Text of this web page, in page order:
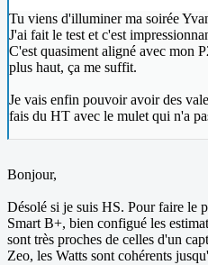
Tu viens d'illuminer ma soirée
J'ai fait le test et c'est
C'est quasiment aligné avec mon
plus haut, ça me suffit.
Je vais enfin pouvoir avoir des
fais du HT avec le mulet qui n'a
Bonjour,
Désolé si je suis HS. Pour faire le
Smart B+, bien configué les
sont très proches de celles d'un
Zeo, les Watts sont cohérents